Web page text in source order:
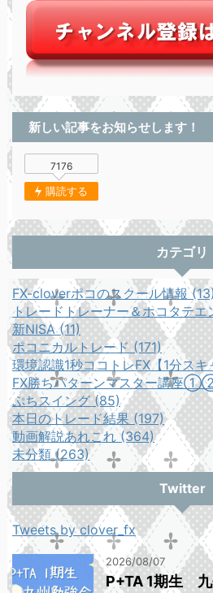
新しい記事をお知らせします！
7176
購読する
カテゴリ
FX-cloverポコのスクール情報 (13)
トレードトレーナー＆ホコタテエ
新NISA (11)
ポコニカルトレード (171)
環境認識1秒ココトレFX【1分ス
FX勝ちパターンマスター講
ぷちスイング (85)
本日のトレード結果 (197)
動画解説あれこれ (364)
未分類 (263)
Twitter
Tweets by clover_fx
2026/08/07
P+TA 1期生